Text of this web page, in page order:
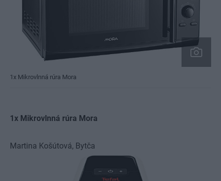
1x Mikrovlnná rúra Mora
1x Mikrovlnná rúra Mora
Martina Košútová, Bytča